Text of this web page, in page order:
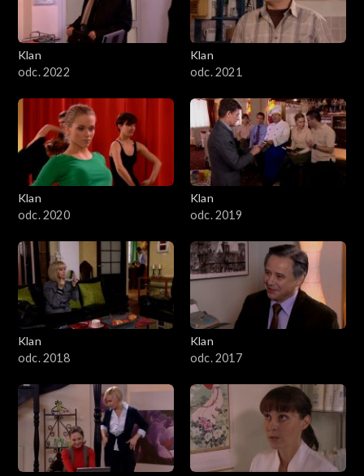
Klan
odc. 2022
Klan
odc. 2021
Klan
odc. 2020
Klan
odc. 2019
Klan
odc. 2018
Klan
odc. 2017